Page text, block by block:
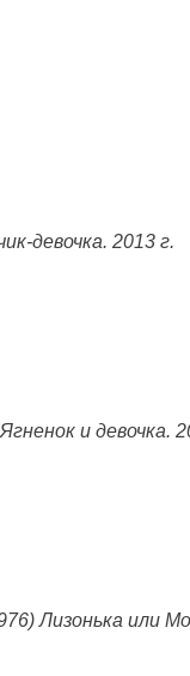
девочка. 2013 г.
и девочка.
Лизонька или